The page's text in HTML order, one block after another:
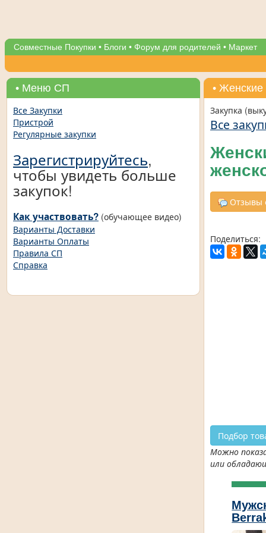
Совместные Покупки • Блоги • Форум для родителей • Маркет
• Меню СП
Все Закупки
Пристрой
Регулярные закупки
Зарегистрируйтесь,
чтобы увидеть больше
закупок!
Как участвовать? (обучающее видео)
Варианты Доставки
Варианты Оплаты
Правила СП
Справка
•
Закупка
Все
Отзывы
Поделиться:
Подбор
Можно
или